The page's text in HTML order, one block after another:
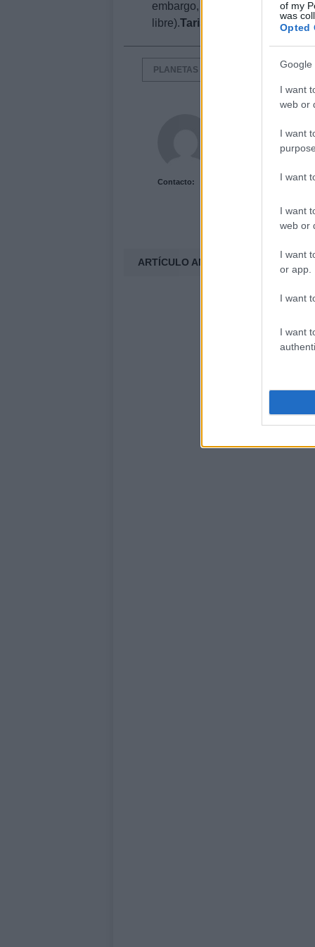
of my
was
Opted
Google
I want
web or
I want
I want
I want
web or
I want
or app.
I want
I want
embargo, la Inteligencia
libre).Taris planetade
PLANETAS SWTOR STAR WARS
Contacto:
ARTÍCULO ANTERIOR